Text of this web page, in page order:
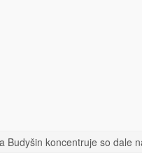
Budyšin koncentruje so dale